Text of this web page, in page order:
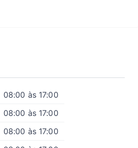
08:00 às 17:00
08:00 às 17:00
08:00 às 17:00